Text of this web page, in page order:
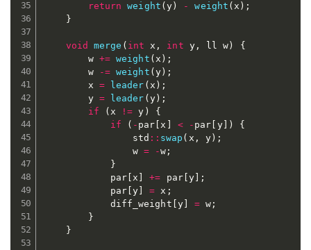
return
weight ( y ) - weight (x ) ;
}
void merge ( int x , int y, ll w )
{
		w
+= weight ( x ) ;
		w
-= weight ( y) ;
		x
= leader ( x ) ;
		y
= leader ( y) ;
if
( x != y )
{
if
( - par [x < - par y] )
{
				std
:: swap ( x , y) ;
				w
= -w ;
}
			par
[ x += par[ y
;
			par
[ y = x ;
			diff_weight
y] = w ;
}
}